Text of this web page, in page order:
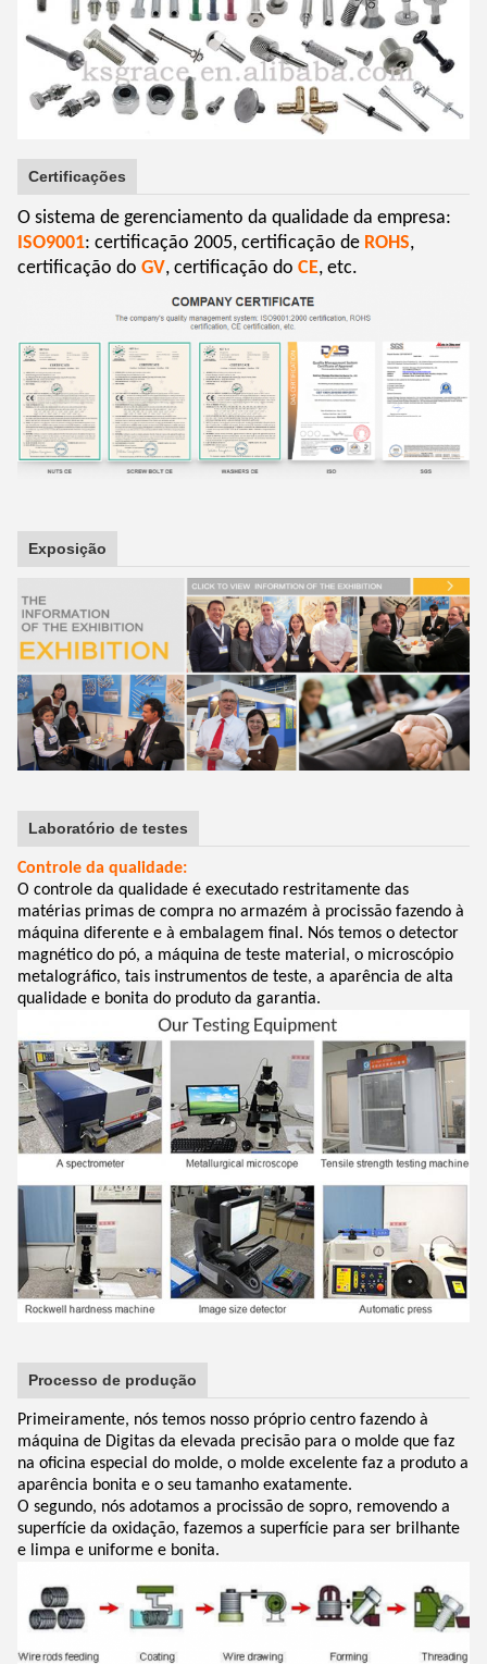
Certificações
O sistema de gerenciamento da qualidade da empresa:
ISO9001: certificação 2005, certificação de ROHS,
certificação do GV, certificação do CE, etc.
Exposição
Laboratório de testes
Controle da qualidade:
O controle da qualidade é executado restritamente das
matérias primas de compra no armazém à procissão fazendo à
máquina diferente e à embalagem final. Nós temos o detector
magnético do pó, a máquina de teste material, o microscópio
metalográfico, tais instrumentos de teste, a aparência de alta
qualidade e bonita do produto da garantia.
Processo de produção
Primeiramente, nós temos nosso próprio centro fazendo à
máquina de Digitas da elevada precisão para o molde que faz
na oficina especial do molde, o molde excelente faz a produto a
aparência bonita e o seu tamanho exatamente.
O segundo, nós adotamos a procissão de sopro, removendo a
superfície da oxidação, fazemos a superfície para ser brilhante
e limpa e uniforme e bonita.